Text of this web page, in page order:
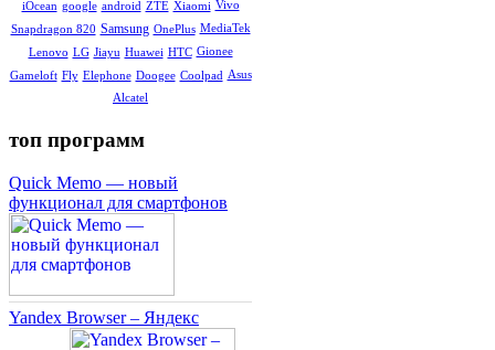
iOcean google android ZTE Xiaomi Vivo
Snapdragon 820 Samsung OnePlus MediaTek
Lenovo LG Jiayu Huawei HTC Gionee
Gameloft Fly Elephone Doogee Coolpad Asus
Alcatel
топ программ
Quick Memo — новый
функционал для смартфонов
Yandex Browser – Яндекс